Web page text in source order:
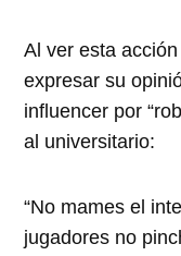
Al ver esta
expresar su
influencer por
al universitario:
“No mames el
jugadores no